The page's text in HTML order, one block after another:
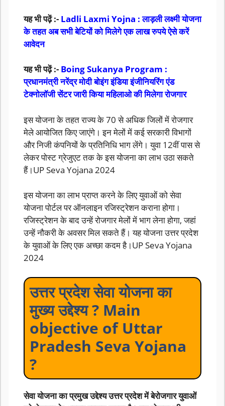
यह भी पढ़ें :- Ladli Laxmi Yojna : लाड़ली लक्ष्मी योजना
के तहत अब सभी बेटियों को मिलेगे एक लाख रुपये ऐसे करें
आवेदन
यह भी पढ़ें :- Boing Sukanya Program :
प्रधानमंत्री नरेंद्र मोदी बोइंग इंडिया इंजीनियरिंग एंड
टेक्नोलॉजी सेंटर जारी किया महिलाओ की मिलेगा रोजगार
इस योजना के तहत राज्य के 70 से अधिक जिलों में रोजगार
मेले आयोजित किए जाएंगे। इन मेलों में कई सरकारी विभागों
और निजी कंपनियों के प्रतिनिधि भाग लेंगे। युवा 12वीं पास से
लेकर पोस्ट ग्रेजुएट तक के इस योजना का लाभ उठा सकते
हैं।UP Seva Yojana 2024
इस योजना का लाभ प्राप्त करने के लिए युवाओं को सेवा
योजना पोर्टल पर ऑनलाइन रजिस्ट्रेशन कराना होगा।
रजिस्ट्रेशन के बाद उन्हें रोजगार मेलों में भाग लेना होगा, जहां
उन्हें नौकरी के अवसर मिल सकते हैं। यह योजना उत्तर प्रदेश
के युवाओं के लिए एक अच्छा कदम है।UP Seva Yojana
2024
उत्तर प्रदेश सेवा योजना का
मुख्य उद्देश्य ? Main
objective of Uttar
Pradesh Seva Yojana
?
सेवा योजना का प्रमुख उद्देश्य उत्तर प्रदेश में बेरोजगार युवाओं